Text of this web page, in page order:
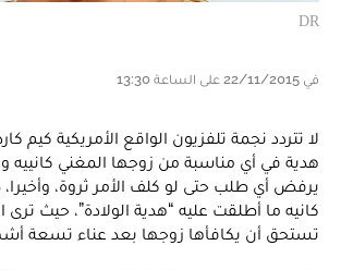
DR
في 22/11/2015 على الساعة 13:30
لا تتردد نجمة تلفزيون الواقع الأمريكية كيم
هدية في أي مناسبة من زوجها المغني كانييه
يرفض أي طلب حتى لو كلف الأمر ثروة،
كانيه ما أطلقت عليه “هدية الولادة”، حيث ترى
تستحق أن يكافأها زوجها بعد عناء تسعة